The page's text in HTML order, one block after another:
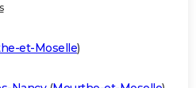
et-Moselle)